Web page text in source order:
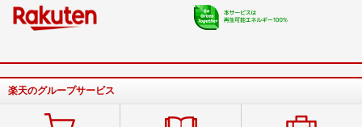
楽天のグループサービス